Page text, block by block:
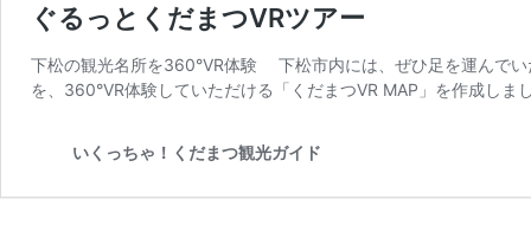
ぐるっとくだまつVRツアー
下松の観光名所を360°VR体験 下松市内には、ぜひ足を運んで
を、360°VR体験していただける「くだまつVR MAP」を作成し
いくっちゃ！くだまつ観光ガイド